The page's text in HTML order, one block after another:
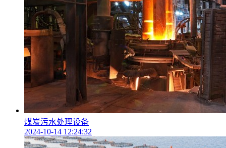
煤炭污水处理设备
2024-10-14 12:24:32